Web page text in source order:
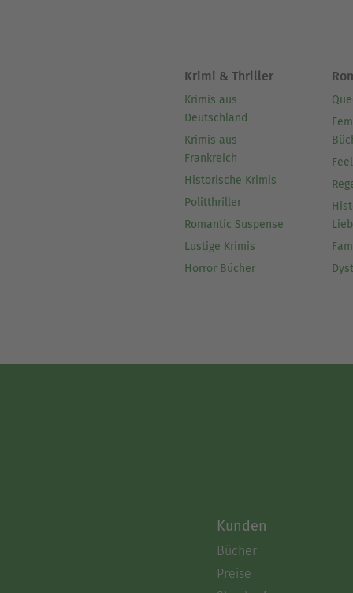
Krimi & Thriller
Krimis aus
Deutschland
Krimis aus
Frankreich
Historische Krimis
Politthriller
Romantic Suspense
Lustige Krimis
Horror Bücher
Kunden
Bücher
Preise